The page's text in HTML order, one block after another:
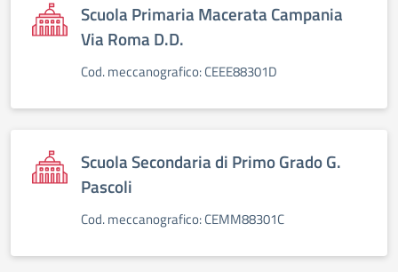
Scuola Primaria Macerata Campania
Via Roma D.D.
Cod. meccanografico: CEEE88301D
Scuola Secondaria di Primo Grado G.
Pascoli
Cod. meccanografico: CEMM88301C